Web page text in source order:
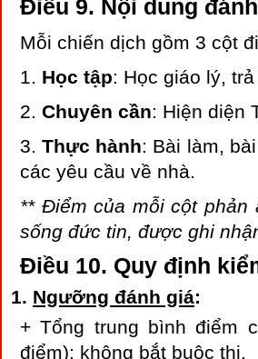
Điều 9. Nội dung
Mỗi chiến dịch gồm 3 cột
1. Học tập: Học giáo lý,
2. Chuyên cần: Hiện diện
3.Thực hành: Bài làm,
các yêu cầu về nhà.
** Điểm của mỗi cột phản
sống đức tin, được ghi
Điều 10. Quy định
Ngưỡng đánh giá:
+ Tổng trung bình điểm
điểm): không bắt buộc thi.